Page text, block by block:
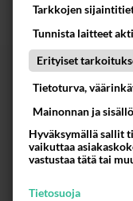
Tarkkojen
Tunnista laitteet
Erityiset
Tietoturva,
Mainonnan ja
Hyväksymällä sallit
vaikuttaa
vastustaa tätä tai
Tietosuoja